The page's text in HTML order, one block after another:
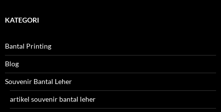
KATEGORI
Bantal Printing
Blog
Souvenir Bantal Leher
artikel souvenir bantal leher